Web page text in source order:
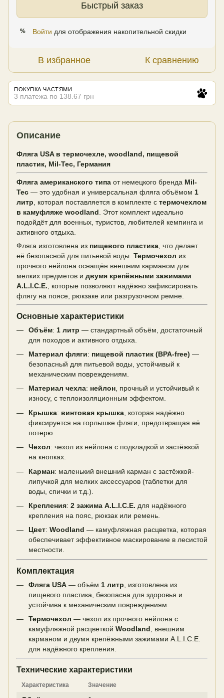
Быстрый заказ
% Войти для отображения накопительной скидки
В избранное К сравнению
ПОКУПКА ЧАСТЯМИ
3 платежа по 138.67 грн
Описание
Фляга USA в термочехле, woodland, пищевой
пластик, Mil-Tec, Германия
Фляга американского типа от немецкого бренда Mil-
Tec — это удобная и универсальная фляга объёмом 1
литр , которая поставляется в комплекте с термочехлом
в камуфляже woodland . Этот комплект идеально
подойдёт для военных, туристов, любителей кемпинга и
активного отдыха.
Фляга изготовлена из пищевого пластика , что делает
её безопасной для питьевой воды. Термочехол из
прочного нейлона оснащён внешним карманом для
мелких предметов и двумя крепёжными зажимами
A.L.I.C.E. , которые позволяют надёжно зафиксировать
флягу на поясе, рюкзаке или разгрузочном ремне.
Основные характеристики
Объём: 1 литр — стандартный объём, достаточный
для походов и активного отдыха.
Материал фляги: пищевой пластик (BPA-free) —
безопасный для питьевой воды, устойчивый к
механическим повреждениям.
Материал чехла: нейлон, прочный и устойчивый к
износу, с теплоизоляционным эффектом.
Крышка: винтовая крышка , которая надёжно
фиксируется на горлышке фляги, предотвращая её
потерю.
Чехол: чехол из нейлона с подкладкой и застёжкой
на кнопках.
Карман: маленький внешний карман с застёжкой-
липучкой для мелких аксессуаров (таблетки для
воды, спички и т.д.).
Крепления: 2 зажима A.L.I.C.E. для надёжного
крепления на пояс, рюкзак или ремень.
Цвет: Woodland — камуфляжная расцветка, которая
обеспечивает эффективное маскирование в лесистой
местности.
Комплектация
Фляга USA — объём 1 литр , изготовлена из
пищевого пластика, безопасна для здоровья и
устойчива к механическим повреждениям.
Термочехол — чехол из прочного нейлона с
камуфляжной расцветкой Woodland , внешним
карманом и двумя крепёжными зажимами A.L.I.C.E.
для надёжного крепления.
Технические характеристики
Характеристика Значение